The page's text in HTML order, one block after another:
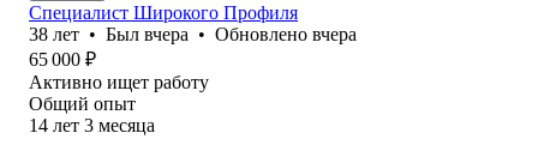
Специалист Широкого Профиля
38 лет • Был вчера • Обновлено вчера
65 000 ₽
Активно ищет работу
Общий опыт
14 лет 3 месяца